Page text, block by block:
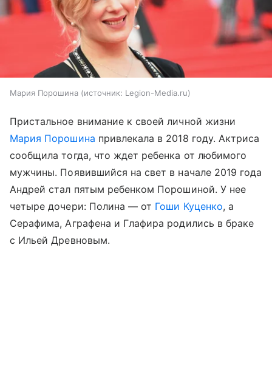
Мария Порошина источник: Legion-Media.ru
Пристальное внимание к своей личной жизни
Мария Порошина привлекала в 2018 году. Актриса
сообщила тогда, что ждет ребенка от любимого
мужчины. Появившийся на свет в начале 2019 года
Андрей стал пятым ребенком Порошиной. У нее
четыре дочери: Полина — от Гоши Куценко, а
Серафима, Аграфена и Глафира родились в браке
с Ильей Древновым.